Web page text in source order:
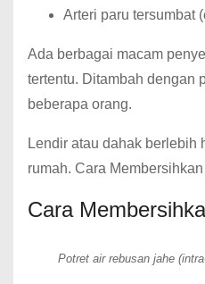
Arteri paru tersumbat
Ada berbagai macam
tertentu. Ditambah dengan
beberapa orang.
Lendir atau dahak
rumah. Cara
Cara
Potret air rebusan jahe